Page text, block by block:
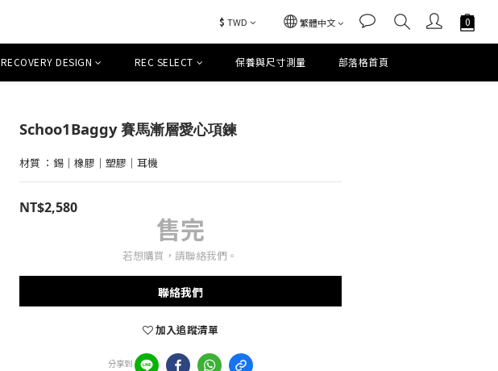
$ TWD 繁體中文
RECOVERY DESIGN REC SELECT 保養與尺寸測量 部落格首頁
Schoo1Baggy 賽馬漸層愛心項鍊
材質 ：錫｜橡膠｜塑膠｜耳機
NT$2,580
售完
若想購買，請聯絡我們。
聯絡我們
加入追蹤清單
分享到